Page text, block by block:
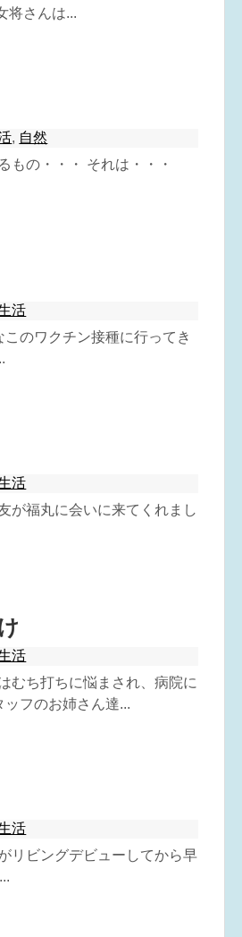
将さんは...
, 自然
もの・・・ それは・・・
活
のワクチン接種に行ってき
活
が福丸に会いに来てくれまし
活
むち打ちに悩まされ、病院に
フのお姉さん達...
活
リビングデビューしてから早